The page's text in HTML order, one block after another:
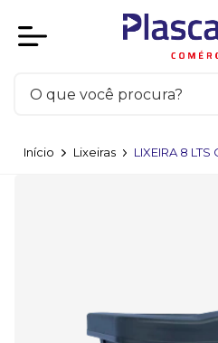
Início Lixeiras LIXEIRA 8